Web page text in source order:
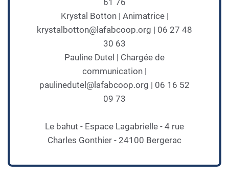
61 76
Krystal Botton | Animatrice |
krystalbotton@lafabcoop.org | 06 27 48
30 63
Pauline Dutel | Chargée de
communication |
paulinedutel@lafabcoop.org | 06 16 52
09 73
Le bahut - Espace Lagabrielle - 4 rue
Charles Gonthier - 24100 Bergerac